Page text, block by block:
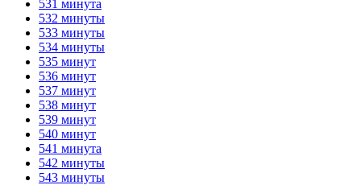
531 минута
532 минуты
533 минуты
534 минуты
535 минут
536 минут
537 минут
538 минут
539 минут
540 минут
541 минута
542 минуты
543 минуты